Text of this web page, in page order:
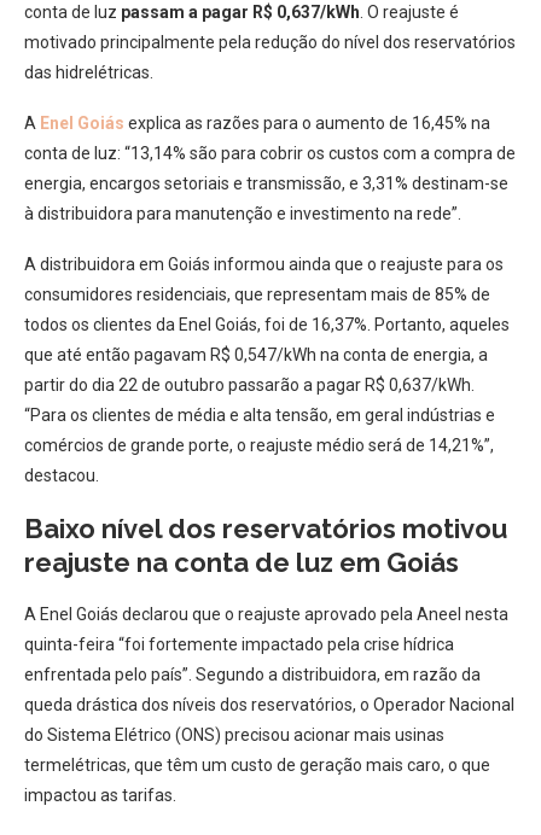
conta de luz passam a pagar R$ 0,637/kWh . O reajuste é
motivado principalmente pela redução do nível dos reservatórios
das hidrelétricas.
A Enel Goiás explica as razões para o aumento de 16,45% na
conta de luz: “13,14% são para cobrir os custos com a compra de
energia, encargos setoriais e transmissão, e 3,31% destinam-se
à distribuidora para manutenção e investimento na rede”.
A distribuidora em Goiás informou ainda que o reajuste para os
consumidores residenciais, que representam mais de 85% de
todos os clientes da Enel Goiás, foi de 16,37%. Portanto, aqueles
que até então pagavam R$ 0,547/kWh na conta de energia, a
partir do dia 22 de outubro passarão a pagar R$ 0,637/kWh.
“Para os clientes de média e alta tensão, em geral indústrias e
comércios de grande porte, o reajuste médio será de 14,21%”,
destacou.
Baixo nível dos reservatórios motivou
reajuste na conta de luz em Goiás
A Enel Goiás declarou que o reajuste aprovado pela Aneel nesta
quinta-feira “foi fortemente impactado pela crise hídrica
enfrentada pelo país”. Segundo a distribuidora, em razão da
queda drástica dos níveis dos reservatórios, o Operador Nacional
do Sistema Elétrico (ONS) precisou acionar mais usinas
termelétricas, que têm um custo de geração mais caro, o que
impactou as tarifas.